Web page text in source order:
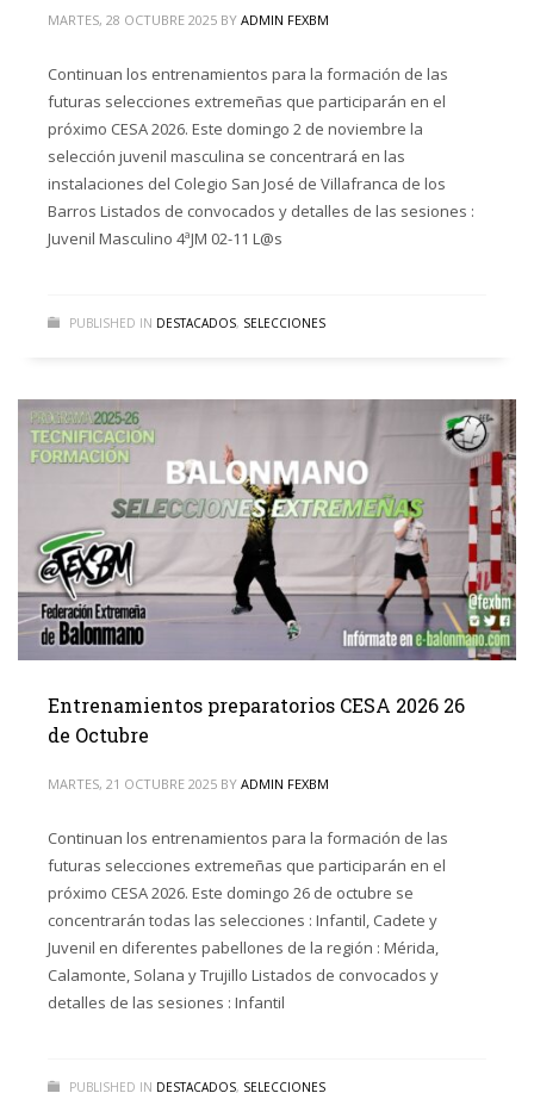
MARTES, 28 OCTUBRE 2025 BY ADMIN FEXBM
Continuan los entrenamientos para la formación de las
futuras selecciones extremeñas que participarán en el
próximo CESA 2026. Este domingo 2 de noviembre la
selección juvenil masculina se concentrará en las
instalaciones del Colegio San José de Villafranca de los
Barros Listados de convocados y detalles de las sesiones :
Juvenil Masculino 4ªJM 02-11 L@s
PUBLISHED IN DESTACADOS, SELECCIONES
Entrenamientos preparatorios CESA 2026 26
de Octubre
MARTES, 21 OCTUBRE 2025 BY ADMIN FEXBM
Continuan los entrenamientos para la formación de las
futuras selecciones extremeñas que participarán en el
próximo CESA 2026. Este domingo 26 de octubre se
concentrarán todas las selecciones : Infantil, Cadete y
Juvenil en diferentes pabellones de la región : Mérida,
Calamonte, Solana y Trujillo Listados de convocados y
detalles de las sesiones : Infantil
PUBLISHED IN DESTACADOS, SELECCIONES